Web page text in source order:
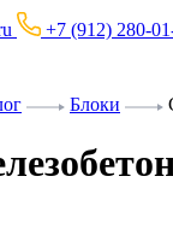
+7 (912) 280-
Блоки